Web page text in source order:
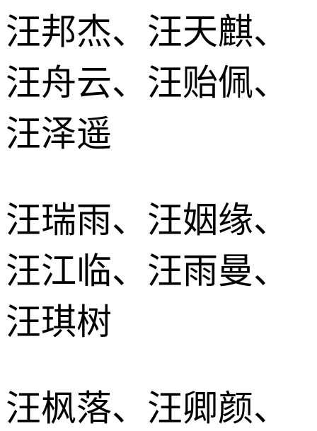
汪邦杰、汪天麒、
汪舟云、汪贻佩、
汪泽遥
汪瑞雨、汪姻缘、
汪江临、汪雨曼、
汪琪树
汪枫落、汪卿颜、